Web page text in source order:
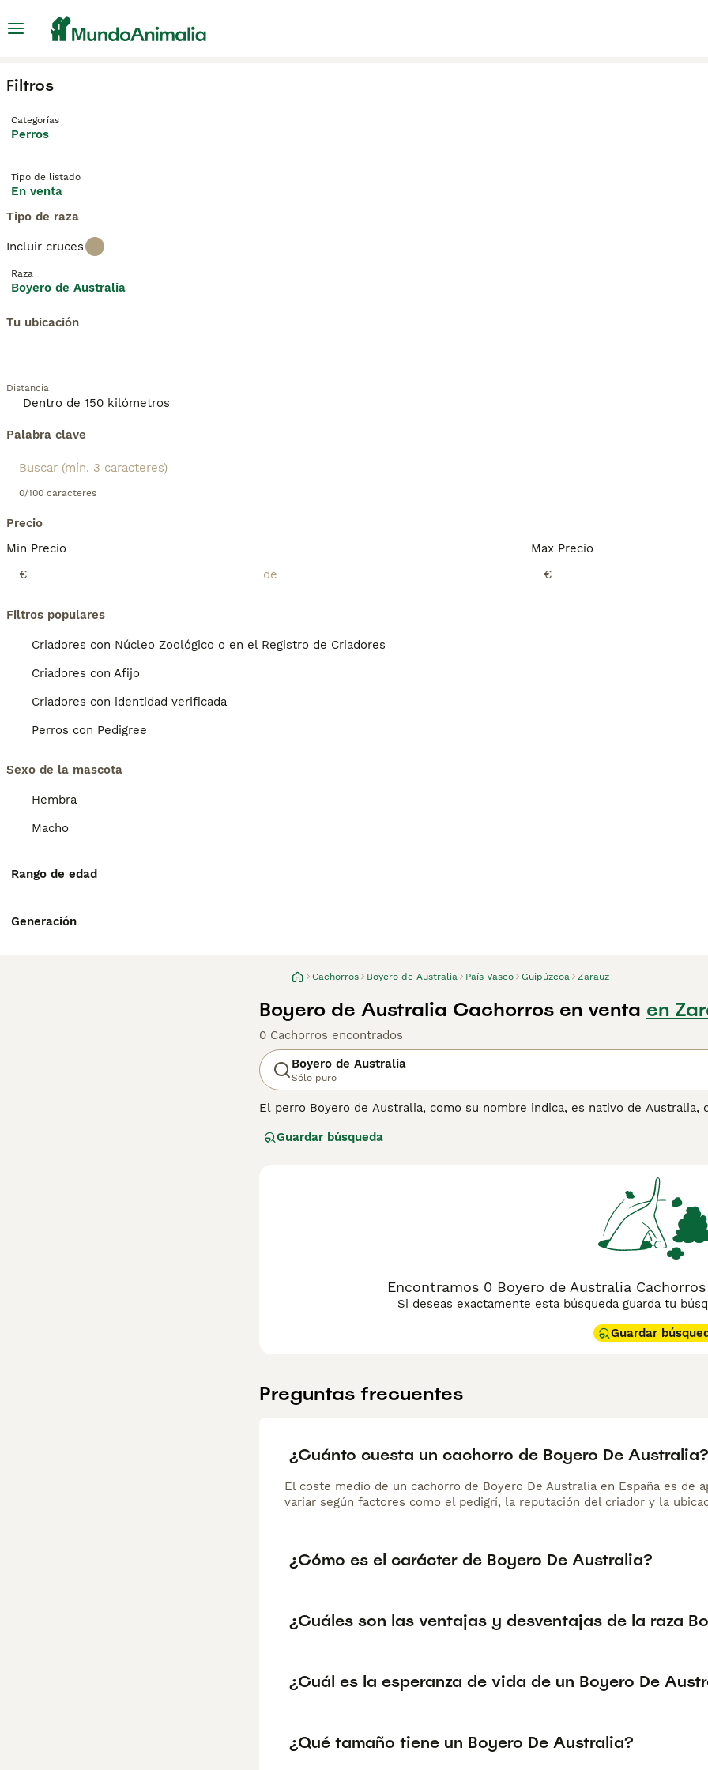
Filtros
Categorías
Perros
Tipo de listado
En venta
Tipo de raza
Incluir cruces
Raza
Boyero de Australia
Tu ubicación
Distancia
Palabra clave
0/100 caracteres
Precio
Min Precio
€
Max Precio
€
Filtros populares
Criadores con Núcleo Zoológico o en el Registro de Criadores
Criadores con Afijo
Criadores con identidad verificada
Perros con Pedigree
Sexo de la mascota
Hembra
Macho
Rango de edad
Generación
Cachorros Boyero de Australia País Vasco Guipúzcoa Zarauz
Boyero de Australia Cachorros en venta en
0 Cachorros encontrados
Boyero de Australia
Sólo puro
El perro Boyero de Australia, como su nombre indica, es nativo de
han convertido rápidamente en una opción popular para un hogar no solo
para
Guardar búsqueda
Encontramos 0 Boyero de Australia
Si deseas exactamente esta búsqueda guarda tu
Guardar
Preguntas frecuentes
¿Cuánto cuesta un cachorro de Boyero De Australia?
El coste medio de un cachorro de Boyero De Australia en España es de
variar según factores como el pedigrí, la reputación del criador y la
¿Cómo es el carácter de Boyero De Australia?
¿Cuáles son las ventajas y desventajas de la raza
¿Cuál es la esperanza de vida de un Boyero De
¿Qué tamaño tiene un Boyero De Australia?